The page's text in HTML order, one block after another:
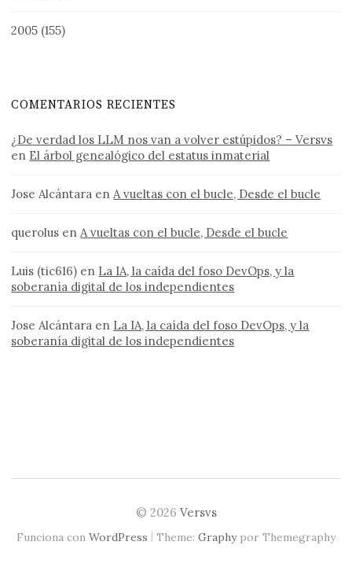
2005 (155)
COMENTARIOS RECIENTES
¿De verdad los LLM nos van a volver estúpidos? – Versvs
en El árbol genealógico del estatus inmaterial
Jose Alcántara en A vueltas con el bucle, Desde el bucle
querolus en A vueltas con el bucle, Desde el bucle
Luis (tic616) en La IA, la caída del foso DevOps, y la
soberanía digital de los independientes
Jose Alcántara en La IA, la caída del foso DevOps, y la
soberanía digital de los independientes
© 2026 Versvs
Funciona con WordPress | Theme: Graphypor Themegraphy